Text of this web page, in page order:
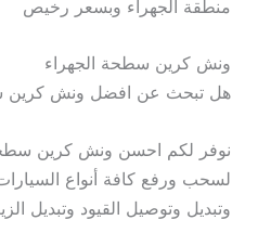
منطقة الجهراء وبسعر رخيص
ونش كرين سطحة الجهراء
هل تبحث عن افضل ونش كرين
نوفر لكم احسن ونش كرين
لسحب ورفع كافة أنواع
وتبديل وتوصيل القيود وتبديل